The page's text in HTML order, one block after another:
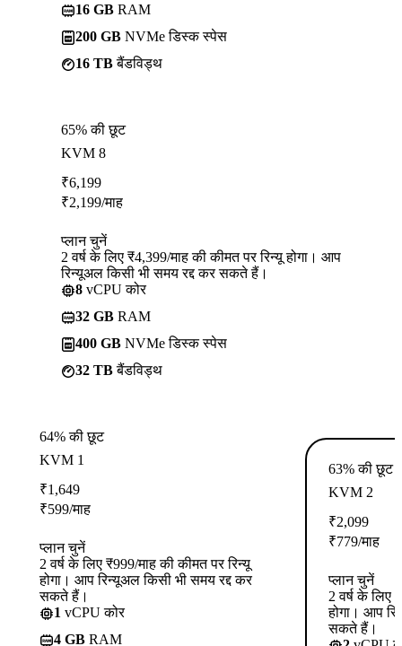
16 GB RAM
200 GB NVMe डिस्क स्पेस
16 TBबैंडविड्थ
65% की छूट
KVM 8
₹6,199
₹2,199/माह
प्लान चुनें
2 वर्ष के लिए ₹4,399/माह की कीमत पर रिन्यू होगा। आप
रिन्यूअल किसी भी समय रद्द कर सकते हैं।
8 vCPU कोर
32 GB RAM
400 GB NVMe डिस्क स्पेस
32 TBबैंडविड्थ
64% की छूट
KVM 1
₹1,649
₹599/माह
प्लान चुनें
2 वर्ष के लिए ₹999/माह की कीमत पर रिन्यू
होगा। आप रिन्यूअल किसी भी समय रद्द कर
सकते हैं।
1 vCPU कोर
4 GB RAM
63% की छूट
KVM 2
₹2,099
₹779/माह
प्लान चुनें
2 वर्ष के लिए
होगा। आप
सकते हैं।